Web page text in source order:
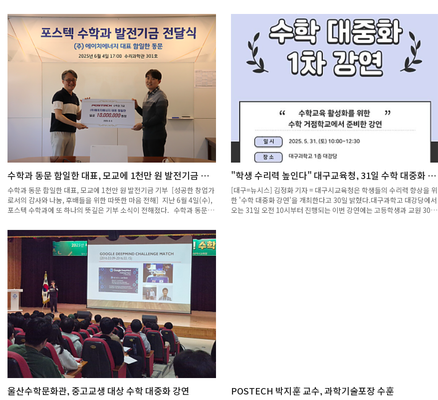
해 전자전기공학과에 이남윤 교수(전 고려대 교수), 수학과에 조철현 교수
(전 서울대 교수)가 합류했다. 이남윤 교수는 지난 2022년 포항공대를 떠
났다가 포항에서의 연구 경험을 바탕으로 3년 만에 복귀했다. 그는
5G·6G 거대 다중안테나 전송 기술 및 차세대 위성통신 분야 세계적인 전
문가로 △2020 IEEE 통신분과 젊은 연구자상 △2021 IEEE-IEIE 올해의
IT 젊은공학자상 △2021 한국통신학회 해동 젊은 과학인상을 받았다. 또
지난 1일 부임한 조철현 교수는 수학의 기하학 및 대칭성 연구 분야에서
세계적 권위를 가진 학자로, 2023년 대한수학회 최고 권위상인 ‘디아이
상’을 수상하기도 했다. 두 교수는 소규모 정예 시스템과 연구에 몰입할 수
있는 환경, 제도적 유연성을 포항공대의 큰 강점으로 꼽았다. 오는 8월에
는 미국 캘리포니아주립대 산타바바라캠퍼스(UC Santa Barbara) 박사
후연구원 최영준 박사가 물리학과 교수로 부임한다.캘리포니아공대
(Caltech)에서 박사학위를 받은 그는 과학 최고 권위지인 ‘네이처
(Nature)’에 제1 저자로 논문 4편을 발표하는 등 ‘저차원 전자 양자 현상’
분야에서 두각을 나타내고 있다.포항공대는 그의 뛰어난 연구 역량을 인
정해 초기 정착비와 특별지원금 총 10억 원을 지원할 예정이다. 포항공대
는 신임 교원의 초기 정착 지원금을 5억 원으로 대폭 확대했으며, 학문적
적극 지원하고 있다. 또 국내 최초로 만 50세부터 정년을 70세까지 미리
확정할 수 있는 ‘정년연장 조기결정 제도’를 도입해 연구자 중심의 환경을
조성하고 있다.이종봉 포항공대 교무처장은 “전국적인 수도권 집중 현상
과 독자적인 경쟁력이 지역적 한계를 뛰어넘을 수 있음을 보여주는 사
례”라며 “앞으로도 글로벌 연구 중심 대학으로서 국내외 우수 인재 유치
에 힘쓸 것”이라고 말했다./단정민기자 sweetjmini@kbmaeil.com
인간의 창조성을 위협하는가, 아니면 확장하는가?이 도발적인 질문에 답
을 찾기 위한 미래 예술의 실험장이 포스텍(포항공과대학교)에 마련됐다.
포스텍은 7일부터 14일까지 포항 체인지업그라운드에서 ‘2025 Pohang
AI & Art Week’를 개최한다.‘AI x ART = ∞(무한대)’를 주제로 한 이번
행사는 청소년 인공지능예술 주간이라는 부제를 달고, 기술과 예술의 창
의적 융합이 빚어내는 무한한 가능성을 시민과 함께 탐색한다.행사 기간
동안 관람객은 AI가 만들어낸 예술 작품을 감상하고, AI 기반 창작자들과
프로그램이 마련돼 인공지능과 예술의 경계를 몸소 체감할 수 있는 장이
펼쳐진다.전시는 상시 운영되며, 주요 프로그램으로는 △7일 강연 및 영
화 상영 △13일 강연·AI 음악회·악기 체험 △14일 강연과 미디어 퍼포먼
스가 있다. 강연은 사전 등록이 필요하며, 전시는 별도의 등록 없이 누구나
자유롭게 관람할 수 있다.이번 행사에는 우정아 포스텍 교수를 비롯해 미
술가 노상호, 소설가 정보라, 작곡가 김명옥, 예술감독 이병희, 가야금 연
주자 송영숙 등 각 분야에서 활동 중인 예술가들이 참여한다. 특히 AI 기술
을 창작 도구로 사용하는 예술가들이 자신만의 작업 세계와 철학을 공유하
는 포스텍 수리데이터과학연구소(MINDS) 주관, 포스텍 인문사회학부와
포항문화재단 <예술기술융합 실험실> 공동 기획으로, 포항시 교육특구
사업의 지원을 받아 운영된다.자세한 일정은 행사 홈페이지에서 확인할
수학과 동문 함일한 대표, 모교에 1천만 원 발전기금 기
부
수학과 동문 함일한 대표, 모교에 1천만 원 발전기금 기부 [성공한 창업가
로서의 감사와 나눔, 후배들을 위한 따뜻한 마음 전해] 지난 6월 4일(수),
포스텍 수학과에 또 하나의 뜻깊은 기부 소식이 전해졌다. 수학과 동문인
이다. 이번 기부는 기술지주회사이자 액셀러레이터로 초기 스타트업 및
벤처 기업에 투자하고 있는 ㈜이앤인베스트먼트를 통해 이루어졌으며, 회
사 측은 포스텍 수학과 측에 해당 내용을 직접 전달하고 향후 협력 방안에
대한 기대를 함께 밝혔다. ㈜에이치에너지는 지난 2018년, 학교법인 포
항공과대학교와 ㈜이앤인베스트먼트가 공동 조성한 ‘테크이노베이션 투
자조합’을 통해 약 2억 원의 초기 투자를 유치한 바 있다. 이후 괄목할 만한
성장을 이루었으며, 그 성과 중 일부를 기반으로 이번 기부가 실현되었다.
기부를 결정한 함일한 대표는 “모교의 따뜻한 지원이 있었기에 지금의 성
장이 가능했다”며, “수학과가 더 큰 도약을 이루고, 후배들이 더 좋은 환경
에서 학문에 몰두할 수 있기를 바라는 마음에서 기부를 결정했다”고 전했
다. 특히 이날 오후, 수리과학관 301호에서 기부금 전달식이 진행되었으
며, 수학과 주임교수와 학과 구성원이 함께 자리해 감사의 뜻을 전했다.
한편, ㈜이앤인베스트먼트는 이번 기부를 계기로 수학과 구성원들을 대상
으로 자사의 주요 투자 사례 및 스타트업 생태계에 대한 소개의 장을 마련
해 줄 것을 요청하기도 했다. 이는 단순한 기부를 넘어 실질적인 산학연계
를 도모하는 의미 있는 제안으로 평가된다. 수학과는 함일한 대표의 따뜻
한 뜻을 소중히 새기며, 기부금이 수학과의 발전은 물론 미래 인재 양성에
"학생 수리력 높인다" 대구교육청, 31일 수학 대중화 강
연
[대구=뉴시스] 김정화 기자 = 대구시교육청은 학생들의 수리력 향상을 위
한 '수학 대중화 강연'을 개최한다고 30일 밝혔다.대구과학고 대강당에서
오는 31일 오전 10시부터 진행되는 이번 강연에는 고등학생과 교원 300
울산수학문화관, 중고교생 대상 수학 대중화 강연 POSTECH 박지훈 교수, 과학기술포장 수훈